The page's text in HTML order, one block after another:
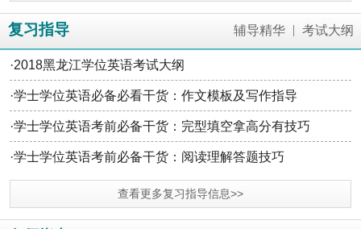
复习指导 辅导精华 | 考试大纲
·2018黑龙江学位英语考试大纲
·学士学位英语必备必看干货：作文模板及写作指导
·学士学位英语考前必备干货：完型填空拿高分有技巧
·学士学位英语考前必备干货：阅读理解答题技巧
查看更多复习指导信息>>